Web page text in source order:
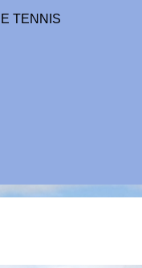
TENNIS